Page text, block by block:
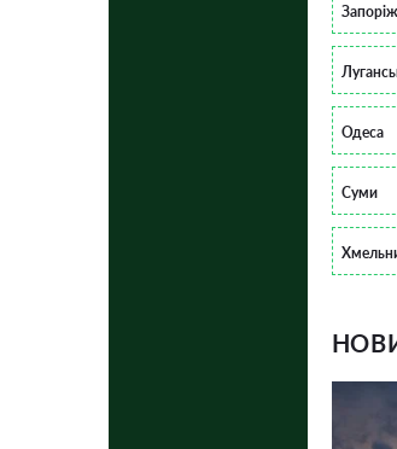
Одеса
Суми